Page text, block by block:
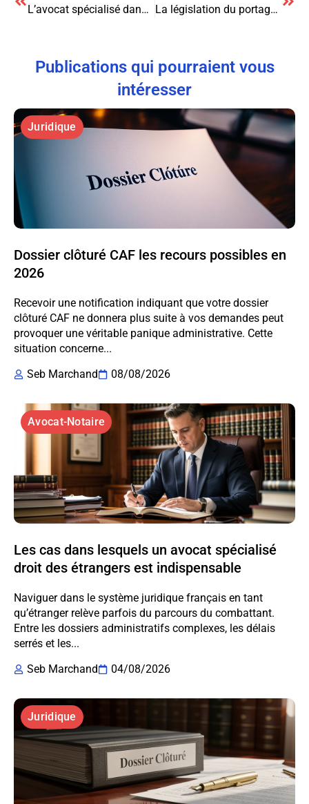
L’avocat spécialisé dans le dommage corporel : un acteur clé pour défendre vos droits
La législation du portage salarial : enjeux, cadre juridique et perspectives
Publications qui pourraient vous
intéresser
Juridique
Dossier clôturé CAF les recours possibles en
2026
Recevoir une notification indiquant que votre dossier
clôturé CAF ne donnera plus suite à vos demandes peut
provoquer une véritable panique administrative. Cette
situation concerne...
Seb Marchand
08/08/2026
Avocat-Notaire
Les cas dans lesquels un avocat spécialisé
droit des étrangers est indispensable
Naviguer dans le système juridique français en tant
qu’étranger relève parfois du parcours du combattant.
Entre les dossiers administratifs complexes, les délais
serrés et les...
Seb Marchand
04/08/2026
Juridique